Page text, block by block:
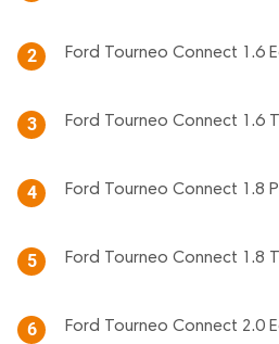
2 Ford Tourneo Connect 1.6
3 Ford Tourneo Connect 1.6
4 Ford Tourneo Connect 1.8
5 Ford Tourneo Connect 1.8
6 Ford Tourneo Connect 2.0